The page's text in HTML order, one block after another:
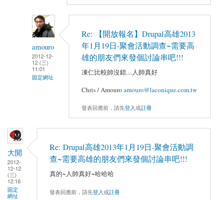
amouro
2012-12-
12 (三)
11:01
固定網址
Re: 【開放報名】Drupal高雄2013
年1月19日-聚會活動調查~需要高
雄的朋友們來發個討論串吧!!!
凍仁比較帥沒錯....人帥真好
Chris / Amouro amouro@laconique.com.tw
發表回應前，請先登入或註冊
大開
2012-
12-12
(三)
12:16
固定
網址
Re: Drupal高雄2013年1月19日-聚會活動調
查~需要高雄的朋友們來發個討論串吧!!!
真的~人帥真好~哈哈哈
發表回應前，請先登入或註冊